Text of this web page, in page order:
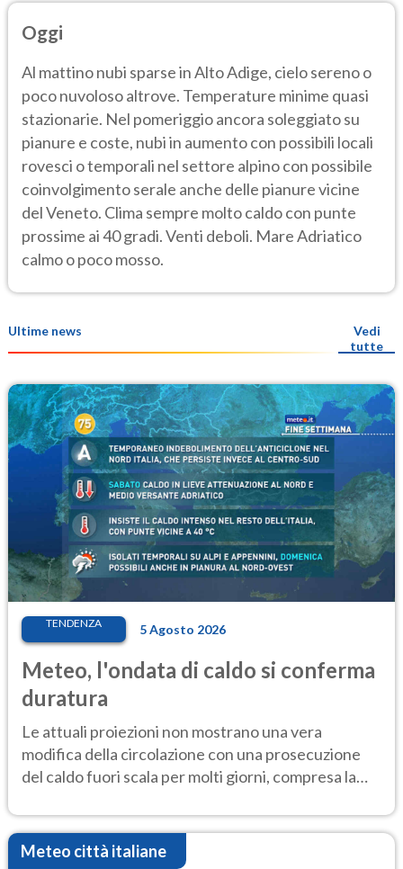
Oggi
Al mattino nubi sparse in Alto Adige, cielo sereno o
poco nuvoloso altrove. Temperature minime quasi
stazionarie. Nel pomeriggio ancora soleggiato su
pianure e coste, nubi in aumento con possibili locali
rovesci o temporali nel settore alpino con possibile
coinvolgimento serale anche delle pianure vicine
del Veneto. Clima sempre molto caldo con punte
prossime ai 40 gradi. Venti deboli. Mare Adriatico
calmo o poco mosso.
Ultime news
Vedi
tutte
TENDENZA 5 Agosto 2026
Meteo, l'ondata di caldo si conferma
duratura
Le attuali proiezioni non mostrano una vera
modifica della circolazione con una prosecuzione
del caldo fuori scala per molti giorni, compresa la
Meteo città italiane